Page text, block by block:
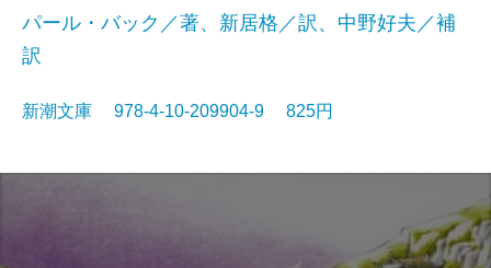
パール・バック／著、新居格／訳、中野好夫／補
訳
新潮文庫 978-4-10-209904-9 825円